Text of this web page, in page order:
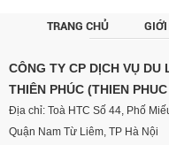
TRANG CHỦ
CÔNG TY CP DỊCH VỤ
THIÊN PHÚC (THIEN
Địa chỉ: Toà HTC Số 44, Phố
Quận Nam Từ Liêm, TP Hà Nội